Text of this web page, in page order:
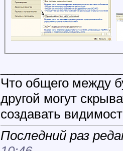
Что общего между
другой могут
создавать
Последний раз